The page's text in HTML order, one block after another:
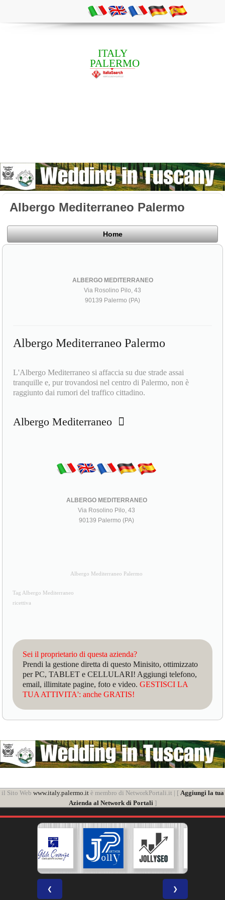
ITALY
PALERMO
Albergo Mediterraneo Palermo
Home
ALBERGO MEDITERRANEO
Via Rosolino Pilo, 43
90139 Palermo (PA)
Albergo Mediterraneo Palermo
L'Albergo Mediterraneo si affaccia su due strade assai
tranquille e, pur trovandosi nel centro di Palermo, non è
raggiunto dai rumori del traffico cittadino.
Albergo Mediterraneo
ALBERGO MEDITERRANEO
Via Rosolino Pilo, 43
90139 Palermo (PA)
Albergo Mediterraneo Palermo
Tag Albergo Mediterraneo
ricettiva
Sei il proprietario di questa azienda?
Prendi la gestione diretta di questo Minisito, ottimizzato
per PC, TABLET e CELLULARI! Aggiungi telefono,
email, illimitate pagine, foto e video.GESTISCI LA
TUA ATTIVITA': anche GRATIS!
il Sito Web www.italy.palermo.itè membro di NetworkPortali.it | [ Aggiungi la tua
Azienda al Network di Portali]
❮ ❯